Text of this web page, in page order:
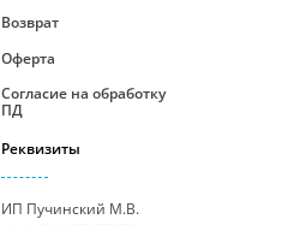
Возврат
Оферта
Согласие на обработку
ПД
Реквизиты
ИП Пучинский М.В.